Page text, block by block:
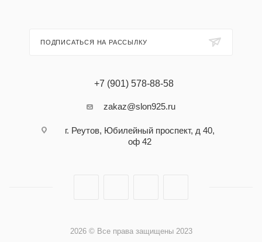
ПОДПИСАТЬСЯ НА РАССЫЛКУ
+7 (901) 578-88-58
zakaz@slon925.ru
г. Реутов, Юбилейный проспект, д 40,
оф 42
2026 © Все права защищены 2023